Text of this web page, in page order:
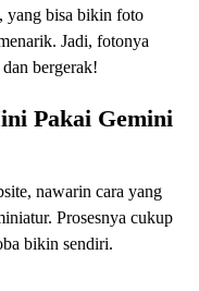
yang bisa bikin foto
Jadi, fotonya
bergerak!
Pakai Gemini
nawarin cara yang
Prosesnya cukup
bikin sendiri.